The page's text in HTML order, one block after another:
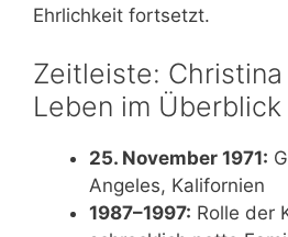
Ehrlichkeit fortsetzt.
Zeitleiste:
Leben im Überblick
25. November 1971:
Angeles, Kalifornien
1987–1997: Rolle der